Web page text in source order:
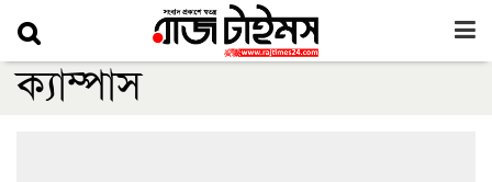
ক্যাম্পাস